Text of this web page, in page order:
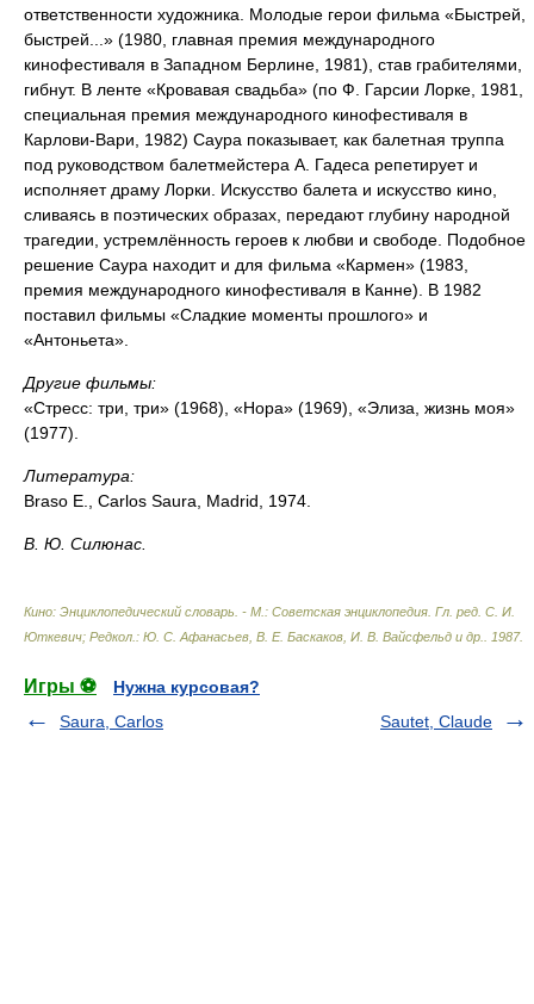
ответственности художника. Молодые герои фильма «Быстрей,
быстрей...» (1980, главная премия международного
кинофестиваля в Западном Берлине, 1981), став грабителями,
гибнут. В ленте «Кровавая свадьба» (по Ф. Гарсии Лорке, 1981,
специальная премия международного кинофестиваля в
Карлови-Вари, 1982) Саура показывает, как балетная труппа
под руководством балетмейстера А. Гадеса репетирует и
исполняет драму Лорки. Искусство балета и искусство кино,
сливаясь в поэтических образах, передают глубину народной
трагедии, устремлённость героев к любви и свободе. Подобное
решение Саура находит и для фильма «Кармен» (1983,
премия международного кинофестиваля в Канне). В 1982
поставил фильмы «Сладкие моменты прошлого» и
«Антоньета».
Другие фильмы:
«Стресс: три, три» (1968), «Нора» (1969), «Элиза, жизнь моя»
(1977).
Литература:
Braso Е., Carlos Saura, Madrid, 1974.
В. Ю. Силюнас.
Кино: Энциклопедический словарь. - М.: Советская энциклопедия Гл. ред. С. И.
Юткевич; Редкол.: Ю. С. Афанасьев, В. Е. Баскаков, И. В. Вайсфельд и др.
1987.
Игры ⚽
Нужна курсовая?
Saura, Carlos
Sautet, Claude